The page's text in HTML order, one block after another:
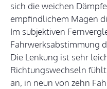
sich die weichen
empfindlichem Magen
Im subjektiven
Fahrwerksabstimmung
Die Lenkung ist sehr
Richtungswechseln
an, in neun von zehn